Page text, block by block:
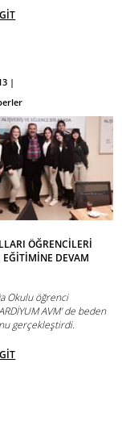
|
ÖĞRENCİLERİ
DEVAM
Okulu öğrenci
AVM' de beden
gerçekleştirdi.